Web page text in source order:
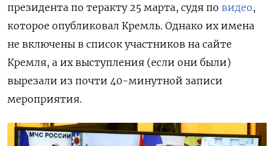
президента по теракту 25 марта, судя по видео,
которое опубликовал Кремль. Однако их имена
не включены в список участников на сайте
Кремля, а их выступления (если они были)
вырезали из почти 40-минутной записи
мероприятия.